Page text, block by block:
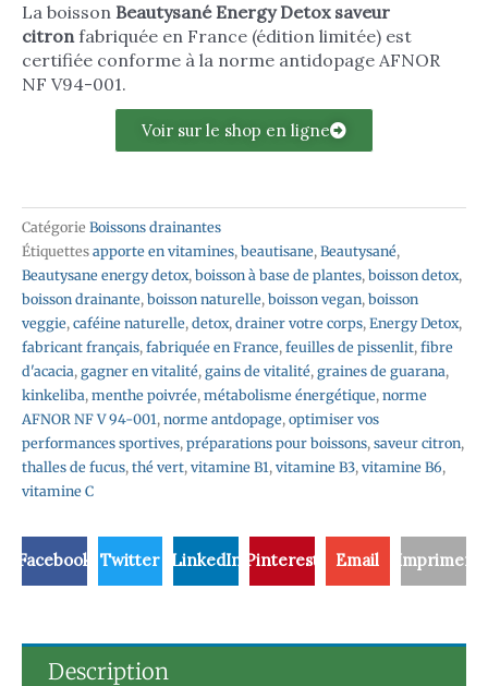
La boisson Beautysané Energy Detox saveur
citronfabriquée en France (édition limitée) est
certifiée conforme à la norme antidopage AFNOR
NF V94-001.
Voir sur le shop en ligne
Catégorie Boissons drainantes
Étiquettes apporte en vitamines, beautisane, Beautysané,
Beautysane energy detox, boisson à base de plantes, boisson detox,
boisson drainante, boisson naturelle, boisson vegan, boisson
veggie, caféine naturelle, detox, drainer votre corps, Energy Detox,
fabricant français, fabriquée en France, feuilles de pissenlit, fibre
d'acacia, gagner en vitalité, gains de vitalité, graines de guarana,
kinkeliba, menthe poivrée, métabolisme énergétique, norme
AFNOR NF V 94-001 , norme antdopage, optimiser vos
performances sportives, préparations pour boissons, saveur citron,
thalles de fucus, thé vert, vitamine B1 , vitamine B3, vitamine B6,
vitamine C
Facebook Twitter LinkedIn Pinterest Email Imprimer
Description